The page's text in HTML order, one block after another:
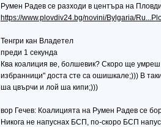
Румен Радев се разходи в центъра на
https://www.plovdiv24.bg/novini/Bylgaria/
Тенгри кан Владетел
преди 1 секунда
Ква коалиция ве, болшевик? Скоро ще
избранници" доста сте са ошишкале;))) В
ша цвърчи и лой ша кипи;)))
вор Гечев: Коалицията на Румен Радев се
Никога не напуснах БСП, по-скоро БСП